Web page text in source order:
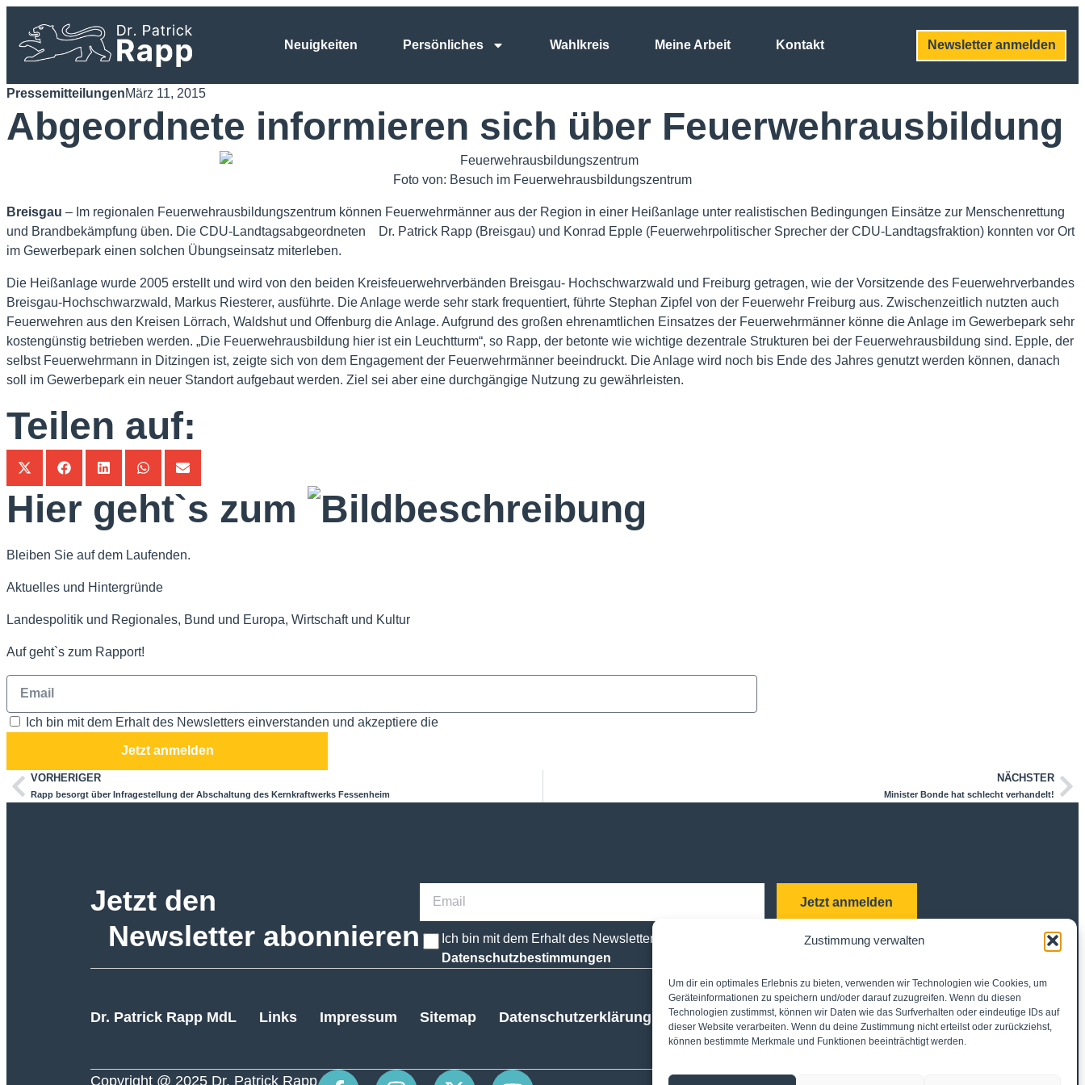
Zustimmung verwalten
Um dir ein optimales Erlebnis zu bieten, verwenden wir Technologien wie Cookies, um
Geräteinformationen zu speichern und/oder darauf zuzugreifen. Wenn du diesen
Technologien zustimmst, können wir Daten wie das Surfverhalten oder eindeutige IDs auf
dieser Website verarbeiten. Wenn du deine Zustimmung nicht erteilst oder zurückziehst,
können bestimmte Merkmale und Funktionen beeinträchtigt werden.
Neuigkeiten Persönliches Wahlkreis Meine Arbeit Kontakt Newsletter anmelden
PressemitteilungenMärz 11, 2015
Abgeordnete informieren sich über Feuerwehrausbildung
Foto von: Besuch im Feuerwehrausbildungszentrum
Breisgau – Im regionalen Feuerwehrausbildungszentrum können Feuerwehrmänner aus der Region in einer Heißanlage unter realistischen Bedingungen Einsätze zur Menschenrettung
und Brandbekämpfung üben. Die CDU-Landtagsabgeordneten Dr. Patrick Rapp (Breisgau) und Konrad Epple (Feuerwehrpolitischer Sprecher der CDU-Landtagsfraktion) konnten vor Ort
im Gewerbepark einen solchen Übungseinsatz miterleben.
Die Heißanlage wurde 2005 erstellt und wird von den beiden Kreisfeuerwehrverbänden Breisgau- Hochschwarzwald und Freiburg getragen, wie der Vorsitzende des Feuerwehrverbandes
Breisgau-Hochschwarzwald, Markus Riesterer, ausführte. Die Anlage werde sehr stark frequentiert, führte Stephan Zipfel von der Feuerwehr Freiburg aus. Zwischenzeitlich nutzten auch
Feuerwehren aus den Kreisen Lörrach, Waldshut und Offenburg die Anlage. Aufgrund des großen ehrenamtlichen Einsatzes der Feuerwehrmänner könne die Anlage im Gewerbepark sehr
kostengünstig betrieben werden. „Die Feuerwehrausbildung hier ist ein Leuchtturm“, so Rapp, der betonte wie wichtige dezentrale Strukturen bei der Feuerwehrausbildung sind. Epple, der
selbst Feuerwehrmann in Ditzingen ist, zeigte sich von dem Engagement der Feuerwehrmänner beeindruckt. Die Anlage wird noch bis Ende des Jahres genutzt werden können, danach
soll im Gewerbepark ein neuer Standort aufgebaut werden. Ziel sei aber eine durchgängige Nutzung zu gewährleisten.
Teilen auf:
Hier geht`s zum
Bleiben Sie auf dem Laufenden.
Aktuelles und Hintergründe
Landespolitik und Regionales, Bund und Europa, Wirtschaft und Kultur
Auf geht`s zum Rapport!
Ich bin mit dem Erhalt des Newsletters einverstanden und akzeptiere die
Jetzt anmelden
VORHERIGER
Rapp besorgt über Infragestellung der Abschaltung des Kernkraftwerks Fessenheim
NÄCHSTER
Minister Bonde hat schlecht verhandelt!
Jetzt den
Newsletter abonnieren
Ich bin mit dem Erhalt des Newsletters einverstanden und akzeptiere die
Datenschutzbestimmungen
Jetzt anmelden
Dr. Patrick Rapp MdL Links Impressum Sitemap Datenschutzerklärung Cookie Richtlinie
Copyright @ 2025 Dr. Patrick Rapp